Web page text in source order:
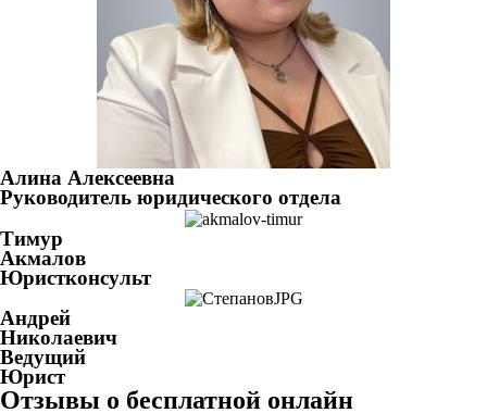
Алина Алексеевна
Руководитель юридического отдела
Тимур
Акмалов
Юристконсульт
Андрей
Николаевич
Ведущий
Юрист
Отзывы о бесплатной онлайн